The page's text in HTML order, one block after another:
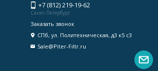
+7 (812) 219-19-62
Санкт-Петербург
Заказать звонок
СПб, ул. Политехническая, д3 к5 с3
Sale@Piter-Filtr.ru